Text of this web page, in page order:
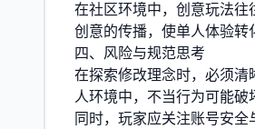
在社区环境中，创意玩法往
创意的传播，使单人体验转
四、风险与规范思考
在探索修改理念时，必须
人环境中，不当行为可能破
同时，玩家应关注账号安